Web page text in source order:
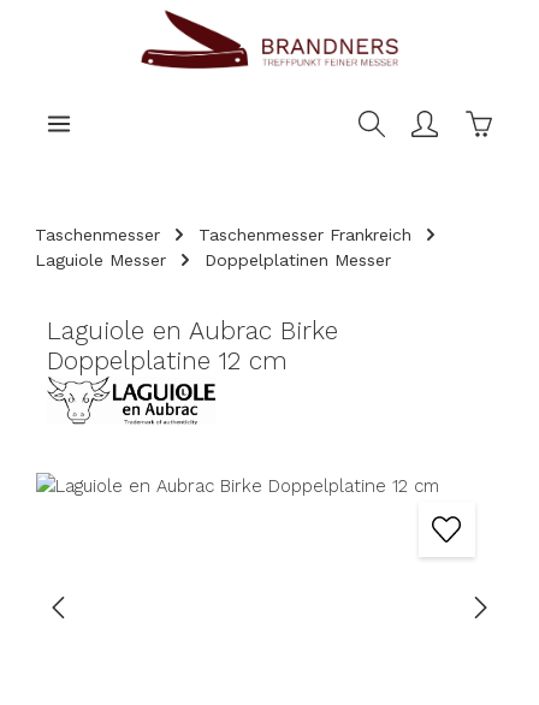
Taschenmesser
Taschenmesser Frankreich
Laguiole Messer
Doppelplatinen Messer
Laguiole en Aubrac Birke
Doppelplatine 12 cm
Bildergalerie überspringen